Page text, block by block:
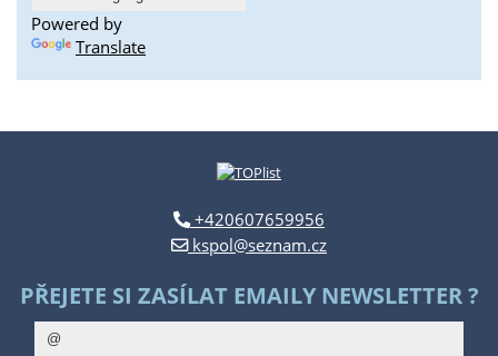
Powered by
Translate
+420607659956
kspol@seznam.cz
PŘEJETE SI ZASÍLAT EMAILY NEWSLETTER ?